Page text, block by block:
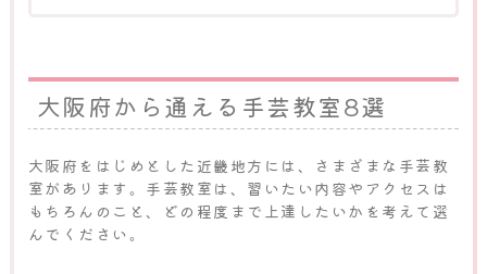
大阪府から通える手芸教室8選
大阪府をはじめとした近畿地方には、さまざまな手芸教
室があります。手芸教室は、習いたい内容やアクセスは
もちろんのこと、どの程度まで上達したいかを考えて選
んでください。